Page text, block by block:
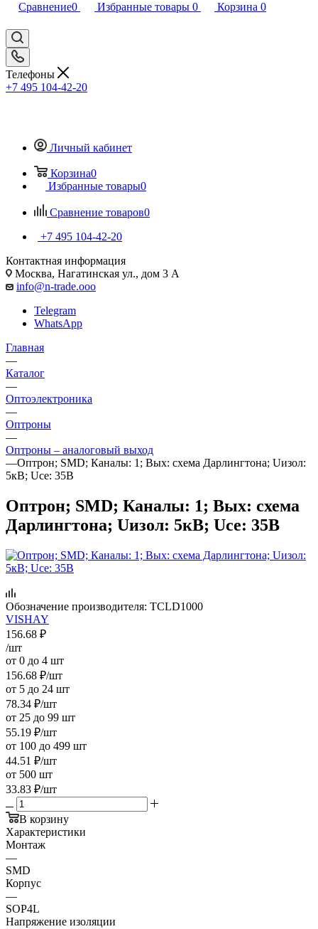
Сравнение0 Избранные товары 0 Корзина 0
Телефоны
+7 495 104-42-20
Личный кабинет
Корзина0
Избранные товары0
Сравнение товаров0
+7 495 104-42-20
Контактная информация
Москва, Нагатинская ул., дом 3 А
info@n-trade.ooo
Telegram
WhatsApp
Главная
—
Каталог
—
Oптоэлектроника
—
Оптроны
—
Оптроны – аналоговый выход
—Оптрон; SMD; Каналы: 1; Вых: схема Дарлингтона; Uизол:
5кВ; Uce: 35В
Оптрон; SMD; Каналы: 1; Вых: схема
Дарлингтона; Uизол: 5кВ; Uce: 35В
Обозначение производителя: TCLD1000
VISHAY
156.68 ₽
/шт
от 0 до 4 шт
156.68 ₽/шт
от 5 до 24 шт
78.34 ₽/шт
от 25 до 99 шт
55.19 ₽/шт
от 100 до 499 шт
44.51 ₽/шт
от 500 шт
33.83 ₽/шт
В корзину
Характеристики
Монтаж
—
SMD
Корпус
—
SOP4L
Напряжение изоляции